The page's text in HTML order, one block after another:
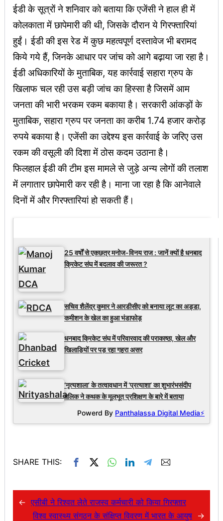
ईडी के सूत्रों ने शनिवार को बताया कि एजेंसी ने हाल ही में
कोलकाता में छापेमारी की थी, जिसके दौरान ये गिरफ्तारियां
हुईं। ईडी की इस रेड में कुछ महत्वपूर्ण दस्तावेज भी बरामद
किये गये हैं, जिनके आधार पर जांच को आगे बढ़ाया जा रहा है।
ईडी अधिकारियों के मुताबिक, यह कार्रवाई सहारा ग्रुप के
खिलाफ चल रही उस बड़ी जांच का हिस्सा है जिसमें आम
जनता की भारी भरकम रकम बकाया है। सरकारी आंकड़ों के
मुताबिक, सहारा ग्रुप पर जनता का करीब 1.74 हजार करोड़
रुपये बकाया है। एजेंसी का उद्देश्य इस कार्रवाई के जरिए उस
रकम की वसूली की दिशा में ठोस कदम उठाना है।
फिलहाल ईडी की टीम इस मामले से जुड़े अन्य लोगों की तलाश
में लगातार छापेमारी कर रही है। माना जा रहा है कि आनेवाले
दिनों में और गिरफ्तारियां हो सकती हैं।
25 वर्षों से एकछत्र मनोज-विनय राज : जानें क्यों है धनबाद
क्रिकेट संघ में बदलाव की जरूरत ?
सचिव शैलेंद्र कुमार ने आरडीसीए को बनाया लूट का अड्डा,
कमीशन के खेल का हुआ भंडाफोड़
धनबाद क्रिकेट संघ में परिवारवाद की पराकाष्ठा, खेल और
खिलाड़ियों पर पड़ रहा गहरा असर
‘नृत्यशाला’ के तत्वावधान में ‘प्रत्याशा’ का शुभारंभसंदीप
मलिक ने कथक के मूलभूत प्रशिक्षण के बारे में बताया
Powerd By Panthalassa Digital Media⚡
SHARE THIS:
← एसीबी ने रिश्वत लेते राजस्व कर्मचारी को किया गिरफ्तार
विश्व स्वास्थ्य संगठन के संक्षिप्त विवरण में भारत के आयुष →